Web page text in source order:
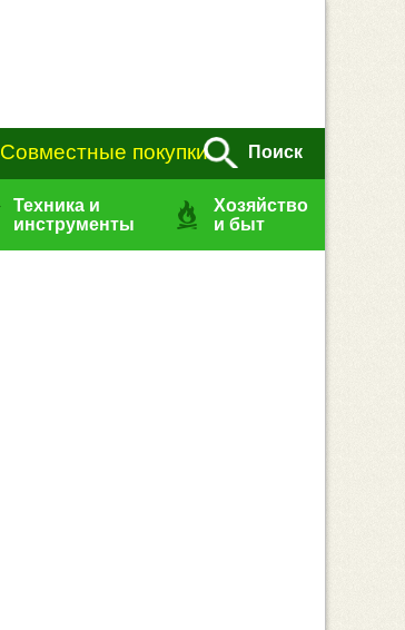
Совместные покупки Поиск
Техника и
инструменты
Хозяйство
и быт